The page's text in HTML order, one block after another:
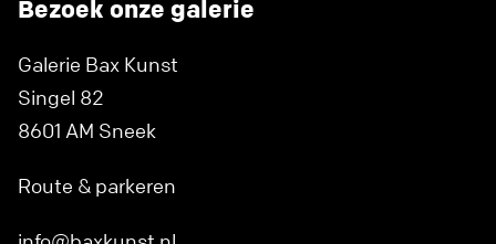
Bezoek onze galerie
Galerie Bax Kunst
Singel 82
8601 AM Sneek
Route & parkeren